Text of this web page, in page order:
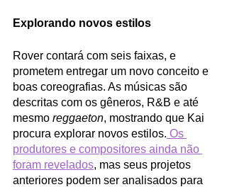
Explorando novos estilos
Rover contará com seis faixas, e
prometem entregar um novo conceito e
boas coreografias. As músicas são
descritas com os gêneros, R&B e até
mesmo reggaeton, mostrando que Kai
procura explorar novos estilos. Os
produtores e compositores ainda não
foram revelados, mas seus projetos
anteriores podem ser analisados para